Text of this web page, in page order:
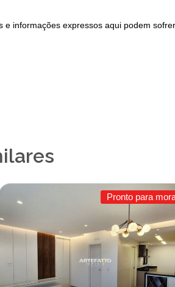
e informações expressos aqui podem
Pronto para